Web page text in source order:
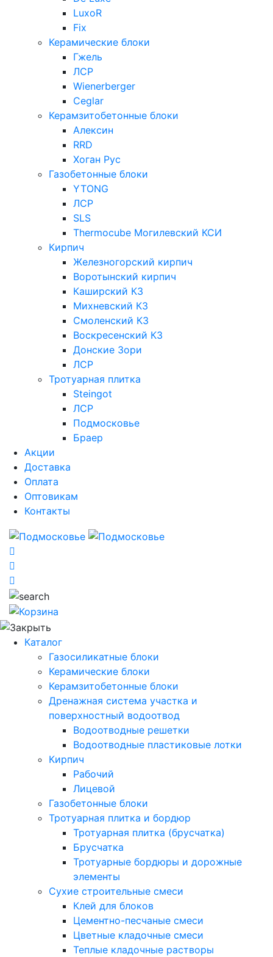
LuxoR
Fix
Керамические блоки
Гжель
ЛСР
Wienerberger
Ceglar
Керамзитобетонные блоки
Алексин
RRD
Хоган Рус
Газобетонные блоки
YTONG
ЛСР
SLS
Thermocube Могилевский КСИ
Кирпич
Железногорский кирпич
Воротынский кирпич
Каширский КЗ
Михневский КЗ
Смоленский КЗ
Воскресенский КЗ
Донские Зори
ЛСР
Тротуарная плитка
Steingot
ЛСР
Подмосковье
Браер
Акции
Доставка
Оплата
Оптовикам
Контакты
Каталог
Газосиликатные блоки
Керамические блоки
Керамзитобетонные блоки
Дренажная система участка и
поверхностный водоотвод
Водоотводные решетки
Водоотводные пластиковые лотки
Кирпич
Рабочий
Лицевой
Газобетонные блоки
Тротуарная плитка и бордюр
Тротуарная плитка (брусчатка)
Брусчатка
Тротуарные бордюры и дорожные
элементы
Сухие строительные смеси
Клей для блоков
Цементно-песчаные смеси
Цветные кладочные смеси
Теплые кладочные растворы